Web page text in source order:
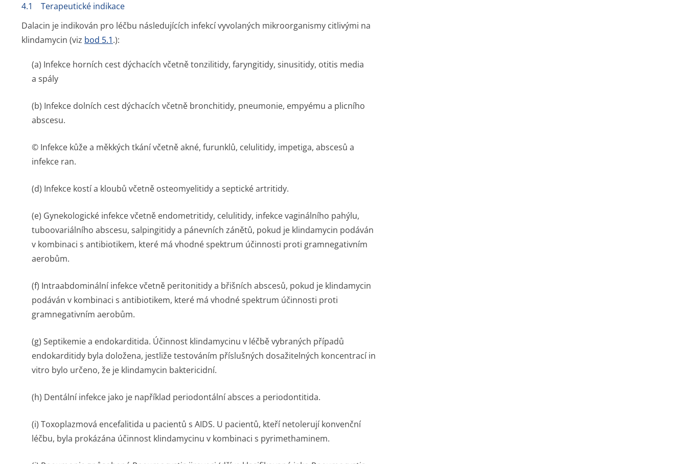
4.1 Terapeutické indikace
Dalacin je indikován pro léčbu následujících infekcí vyvolaných mikroorganismy citlivými na
klindamycin (viz bod 5.1.):
(a) Infekce horních cest dýchacích včetně tonzilitidy, faryngitidy, sinusitidy, otitis media
a spály
(b) Infekce dolních cest dýchacích včetně bronchitidy, pneumonie, empyému a plicního
abscesu.
© Infekce kůže a měkkých tkání včetně akné, furunklů, celulitidy, impetiga, abscesů a
infekce ran.
(d) Infekce kostí a kloubů včetně osteomyelitidy a septické artritidy.
(e) Gynekologické infekce včetně endometritidy, celulitidy, infekce vaginálního pahýlu,
tuboovariálního abscesu, salpingitidy a pánevních zánětů, pokud je klindamycin podáván
v kombinaci s antibiotikem, které má vhodné spektrum účinnosti proti gramnegativním
aerobům.
(f) Intraabdominální infekce včetně peritonitidy a břišních abscesů, pokud je klindamycin
podáván v kombinaci s antibiotikem, které má vhodné spektrum účinnosti proti
gramnegativním aerobům.
(g) Septikemie a endokarditida. Účinnost klindamycinu v léčbě vybraných případů
endokarditidy byla doložena, jestliže testováním příslušných dosažitelných koncentrací in
vitro bylo určeno, že je klindamycin baktericidní.
(h) Dentální infekce jako je například periodontální absces a periodontitida.
(i) Toxoplazmová encefalitida u pacientů s AIDS. U pacientů, kteří netolerují konvenční
léčbu, byla prokázána účinnost klindamycinu v kombinaci s pyrimethaminem.